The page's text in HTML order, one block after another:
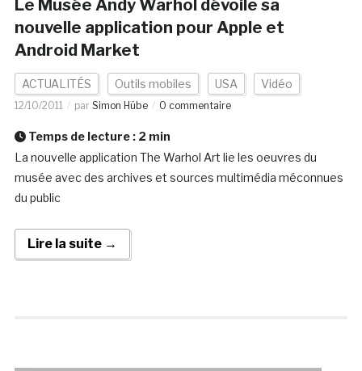
Le Musée Andy Warhol dévoile sa
nouvelle application pour Apple et
Android Market
ACTUALITÉS Outils mobiles USA Vidéo
12/10/2011 par Simon Hübe 0 commentaire
Temps de lecture : 2 min
La nouvelle application The Warhol Art lie les oeuvres du
musée avec des archives et sources multimédia méconnues
du public
Lire la suite →